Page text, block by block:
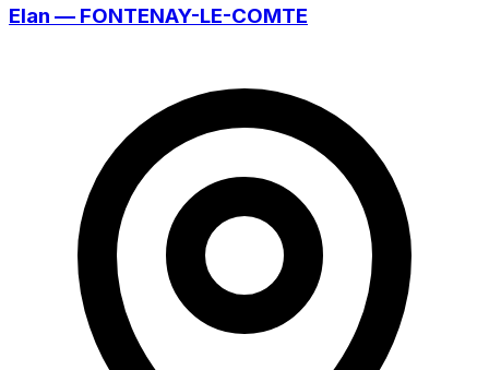
Elan — FONTENAY-LE-COMTE